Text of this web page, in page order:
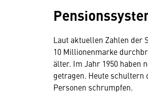
Laut aktuellen Zahlen der
10 Millionenmarke
älter. Im Jahr 1950 haben
getragen. Heute schultern
Personen schrumpfen.